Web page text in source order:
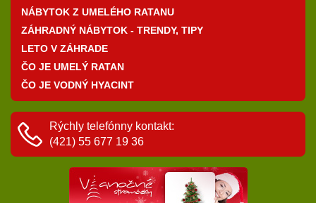
NÁBYTOK Z UMELÉHO RATANU
ZÁHRADNÝ NÁBYTOK - TRENDY, TIPY
LETO V ZÁHRADE
ČO JE UMELÝ RATAN
ČO JE VODNÝ HYACINT
Rýchly telefónny kontakt:
(421) 55 677 19 36